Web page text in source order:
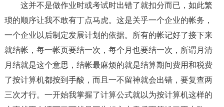
这并不是做作业时或考试时出错了就扣分而已，如此繁
琐的顺序让我不敢有丁点马虎。这是关乎一个企业的帐务，
一个企业以后制定发展计划的依据。所有的帐记好了接下来
就结帐，每一帐页要结一次，每个月也要结一次，所谓月清
月结就是这个意思，结帐最麻烦的就是结算期间费用和税费
了按计算机都按到手酸，而且一不留神就会出错，要复查两
三次才行。一开始我掌握了计算公式就以为按计算机这样的